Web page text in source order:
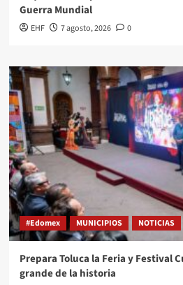
Guerra Mundial
EHF 7 agosto, 2026 0
#Edomex MUNICIPIOS NOTICIAS
Prepara Toluca la Feria y Festival
grande de la historia